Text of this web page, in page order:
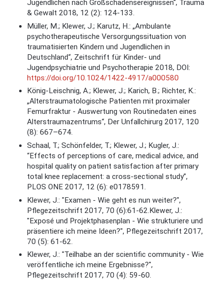
Jugendlichen nach Großschadensereignissen“, Trauma
& Gewalt 2018, 12 (2): 124-133.
Müller, M.; Klewer, J.; Karutz, H.: „Ambulante
psychotherapeutische Versorgungssituation von
traumatisierten Kindern und Jugendlichen in
Deutschland“, Zeitschrift für Kinder- und
Jugendpsychiatrie und Psychotherapie 2018, DOI:
https://doi.org/10.1024/1422-4917/a000580
König-Leischnig, A.; Klewer, J.; Karich, B.; Richter, K.:
„Alterstraumatologische Patienten mit proximaler
Femurfraktur - Auswertung von Routinedaten eines
Alterstraumazentrums“, Der Unfallchirurg 2017, 120
(8): 667–674.
Schaal, T.; Schönfelder, T.; Klewer, J.; Kugler, J.:
“Effects of perceptions of care, medical advice, and
hospital quality on patient satisfaction after primary
total knee replacement: a cross-sectional study”,
PLOS ONE 2017, 12 (6): e0178591.
Klewer, J.: "Examen - Wie geht es nun weiter?",
Pflegezeitschrift 2017, 70 (6):61-62.Klewer, J.:
"Exposé und Projektphasenplan - Wie strukturiere und
präsentiere ich meine Ideen?", Pflegezeitschrift 2017,
70 (5): 61-62.
Klewer, J.: "Teilhabe an der scientific community - Wie
veröffentliche ich meine Ergebnisse?",
Pflegezeitschrift 2017, 70 (4): 59-60.